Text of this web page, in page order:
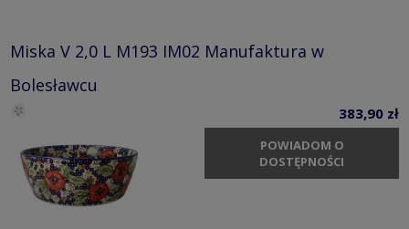
Miska V 2,0 L M193 IM02 Manufaktura w
Bolesławcu
383,90 zł
POWIADOM O
DOSTĘPNOŚCI